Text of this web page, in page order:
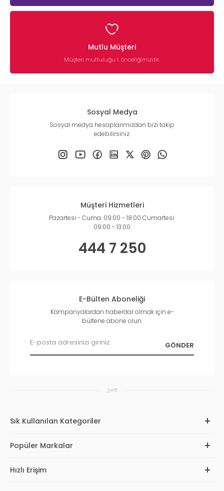
Mutlu Müşteri
Müşteri mutluluğu 1. önceliğimizdir.
Sosyal Medya
Sosyal medya hesaplarımızdan bizi takip
edebilirsiniz.
Müşteri Hizmetleri
Pazartesi - Cuma: 09:00 - 18:00 Cumartesi:
09:00 - 13:00
444 7 250
E-Bülten Aboneliği
Kampanyalardan haberdar olmak için e-
bültene abone olun.
Sık Kullanılan Kategoriler
Popüler Markalar
Hızlı Erişim